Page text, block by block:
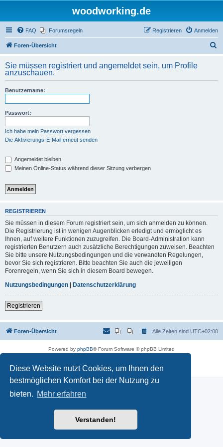
Diese Website nutzt Cookies, um Ihnen den
bestmöglichen Komfort bei der Nutzung zu
bieten. Mehr erfahren
Verstanden!
woodworking.de
FAQ Forumsregeln Anmelden
Registrieren
Foren-Übersicht
h
Sie müssen registriert und angemeldet sein, um Profile
anzuschauen.
Benutzername:
Passwort:
Ich habe mein Passwort vergessen
Die Aktivierungs-E-Mail erneut senden
Angemeldet bleiben
Meinen Online-Status während dieser Sitzung verbergen
REGISTRIEREN
Sie müssen in diesem Forum registriert sein, um sich anmelden zu können.
Die Registrierung ist in wenigen Augenblicken erledigt und ermöglicht es
Ihnen, auf weitere Funktionen zuzugreifen. Die Board-Administration kann
registrierten Benutzern auch zusätzliche Berechtigungen zuweisen. Beachten
Sie bitte unsere Nutzungsbedingungen und die verwandten Regelungen,
bevor Sie sich registrieren. Bitte beachten Sie auch die jeweiligen
Forenregeln, wenn Sie sich in diesem Board bewegen.
Nutzungsbedingungen | Datenschutzerklärung
Registrieren
Foren-Übersicht Alle Zeiten sind UTC+02:00
Powered by phpBB® Forum Software © phpBB Limited
Datenschutz|Nutzungsbedingungen